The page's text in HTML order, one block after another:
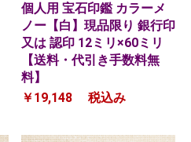
個人用 宝石印鑑 カラーメ
ノー【白】現品限り 銀行印
又は 認印 12ミリ×60ミリ
【送料・代引き手数料無
料】
￥19,148
税込み